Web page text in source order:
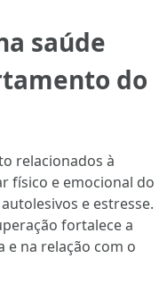
saúde
do
relacionados à
físico e emocional do
e estresse.
fortalece a
e na relação com o